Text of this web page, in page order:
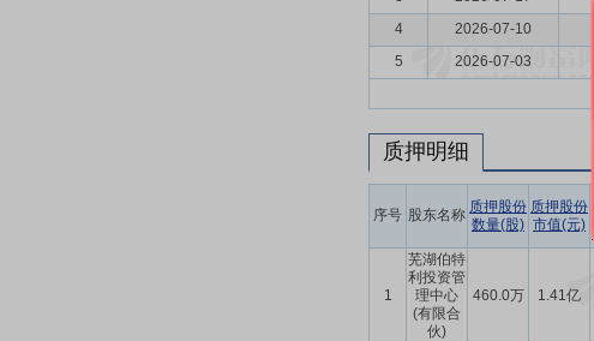
4
2026-07-10
5
2026-07-03
质押明细
序号 股东名称 质押股份
数量(股)
质押股份
市值(元)
1
芜湖伯特
利投资管
理中心
(有限合
伙)
460.0万 1.41亿